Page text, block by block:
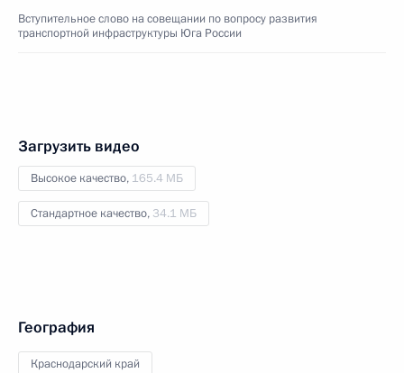
Вступительное слово на совещании по вопросу развития
транспортной инфраструктуры Юга России
Загрузить видео
Высокое качество, 165.4 МБ
Стандартное качество, 34.1 МБ
География
Краснодарский край